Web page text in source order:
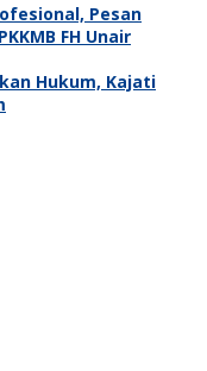
Pesan
FH Unair
Hukum, Kajati